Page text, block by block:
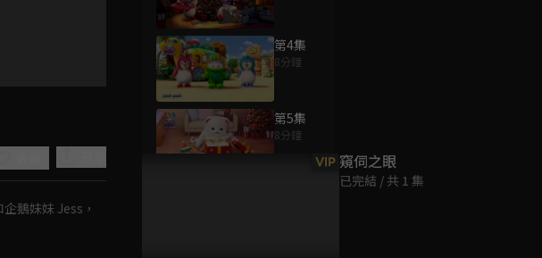
第4集
8分鐘
第5集
8分鐘
鵝妹妹 Jess，
為您推薦
VIP 窺伺之眼
已完結 / 共 1 集